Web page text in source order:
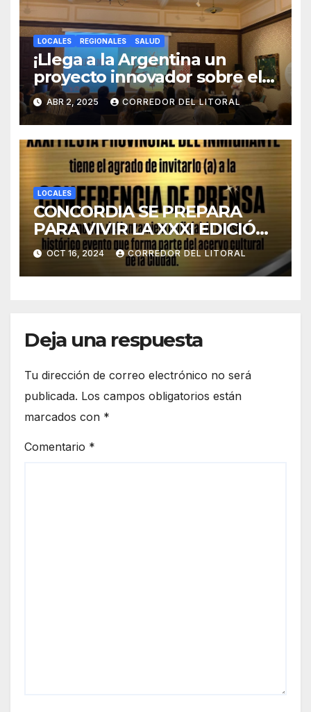
LOCALES REGIONALES SALUD
¡Llega a la Argentina un
proyecto innovador sobre el
duelo y la cultura!
ABR 2, 2025 CORREDOR DEL LITORAL
LOCALES
CONCORDIA SE PREPARA
PARA VIVIR LA XXXI EDICIÓN
DE LA FIESTA PROVINCIAL
DEL INMIGRANTE.
OCT 16, 2024 CORREDOR DEL LITORAL
Deja una respuesta
Tu dirección de correo electrónico no será
publicada. Los campos obligatorios están
marcados con *
Comentario *